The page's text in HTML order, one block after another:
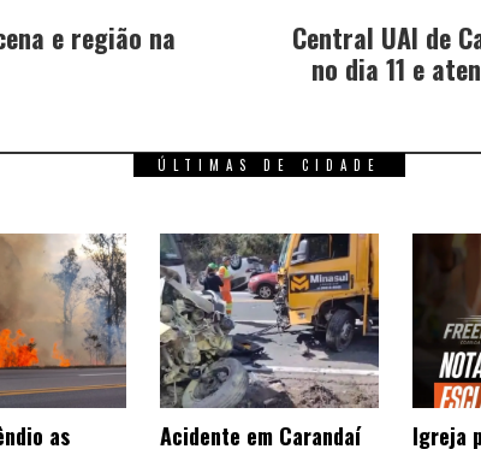
e região na
Central UAI de
no dia 11 e
ÚLTIMAS DE CIDADE
as
Acidente em Carandaí
Igreja